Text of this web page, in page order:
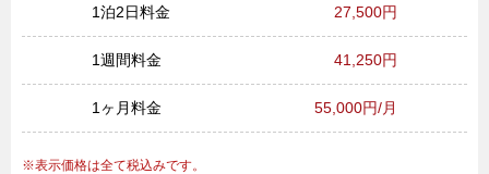
1泊2日料金 27,500円
1週間料金 41,250円
1ヶ月料金 55,000円/月
表示価格は全て税込みです。